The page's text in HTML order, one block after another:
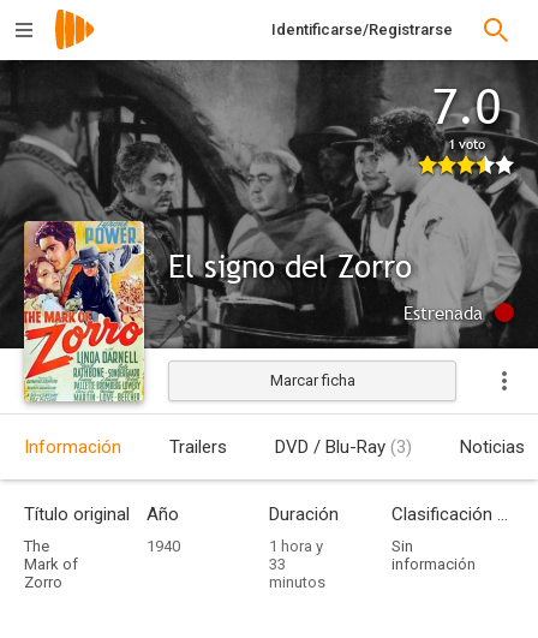
Identificarse/Registrarse
7.0
1 voto
El signo del Zorro
Estrenada
Marcar ficha
Información Trailers DVD / Blu-Ray (3) Noticias
Título original
The
Mark of
Zorro
Año
1940
Duración
1 hora y
33
minutos
Clasificación por edades
Sin
información